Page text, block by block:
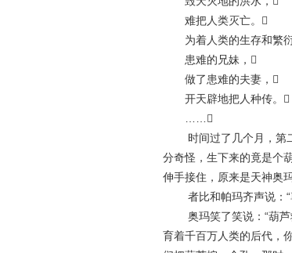
难把人类灭亡。
为着人类的生存和繁
患难的兄妹，
做了患难的夫妻，
开天辟地把人种传。
……
时间过了几个月，第二
分奇怪，生下来的竟是个
伸手接住，原来是天神奥
者比和帕玛齐声说：“
奥玛笑了笑说：“葫芦
育着千百万人类的后代，